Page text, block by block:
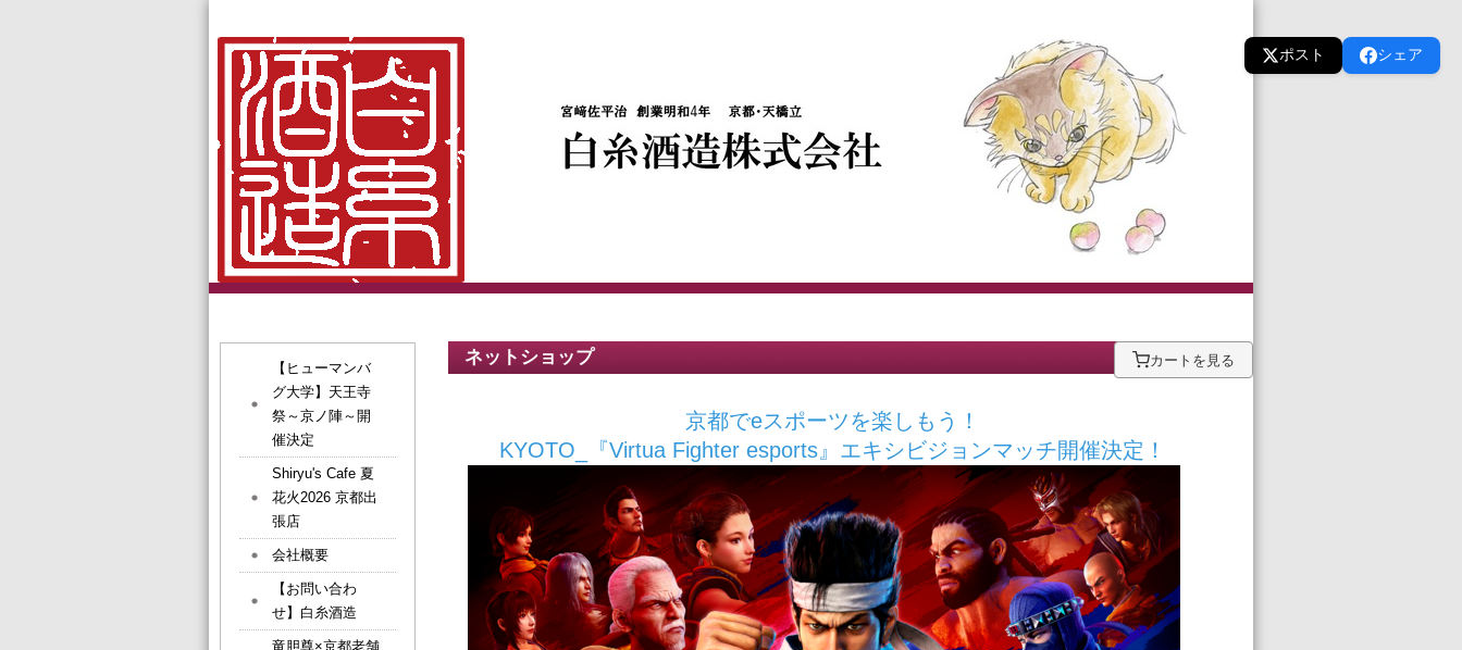
ポスト シェア
ネットショップ
京都でeスポーツを楽しもう！
KYOTO_『Virtua Fighter esports』エキシビジョンマッチ開催決定！
カートを見る
【ヒューマンバ
グ大学】天王寺
祭～京ノ陣～開
催決定
Shiryu's Cafe 夏
花火2026 京都出
張店
会社概要
【お問い合わ
せ】白糸酒造
竜胆尊×京都老舗